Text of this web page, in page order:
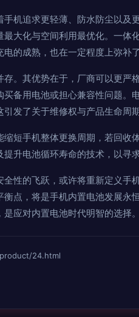
机追求更轻薄、防水防尘以及
大化与空间利用最优化。一体
的成熟，也在一定程度上弥补
。其优势在于，厂商可以更严
备用电池或担心兼容性问题。
发了关于维修权与产品生命周期
短手机整体更换周期，若回收
升电池循环寿命的技术，以寻
性的飞跃，或许将重新定义手
点，将是手机内置电池发展永
应对内置电池时代明智的选择。
24.html